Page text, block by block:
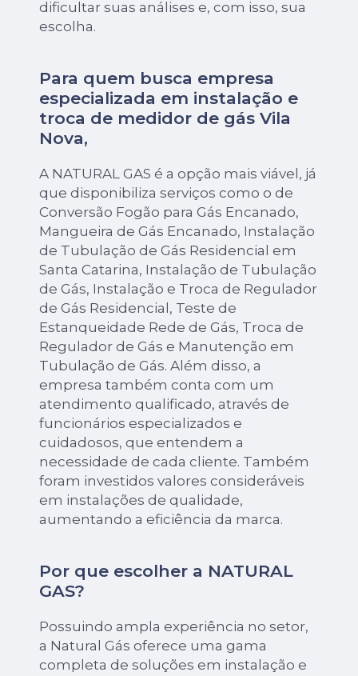
dificultar suas análises e, com isso, sua
escolha.
Para quem busca empresa
especializada em instalação e
troca de medidor de gás Vila
Nova,
A NATURAL GAS é a opção mais viável, já
que disponibiliza serviços como o de
Conversão Fogão para Gás Encanado,
Mangueira de Gás Encanado, Instalação
de Tubulação de Gás Residencial em
Santa Catarina, Instalação de Tubulação
de Gás, Instalação e Troca de Regulador
de Gás Residencial, Teste de
Estanqueidade Rede de Gás, Troca de
Regulador de Gás e Manutenção em
Tubulação de Gás. Além disso, a
empresa também conta com um
atendimento qualificado, através de
funcionários especializados e
cuidadosos, que entendem a
necessidade de cada cliente. Também
foram investidos valores consideráveis
em instalações de qualidade,
aumentando a eficiência da marca.
Por que escolher a NATURAL
GAS?
Possuindo ampla experiência no setor,
a Natural Gás oferece uma gama
completa de soluções em instalação e